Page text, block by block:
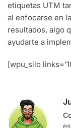
etiquetas UTM
al enfocarse en
resultados, algo
ayudarte a
[wpu_silo